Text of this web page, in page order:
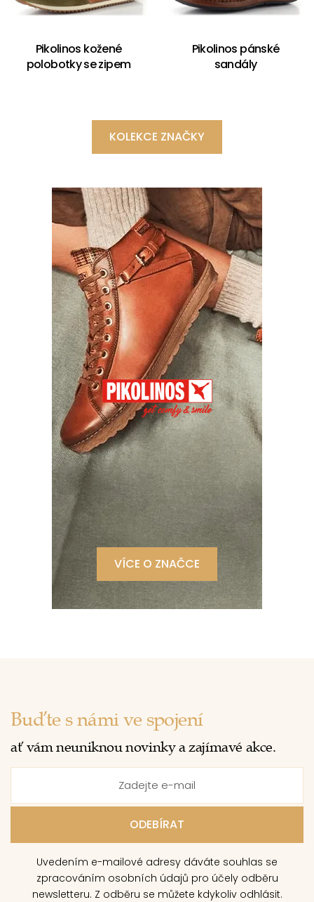
Pikolinos kožené
polobotky se zipem
Pikolinos pánské
sandály
KOLEKCE ZNAČKY
VÍCE O ZNAČCE
Buďte s námi ve spojení
ať vám neuniknou novinky a zajímavé akce.
Uvedením e-mailové adresy dáváte souhlas se
zpracováním osobních údajů pro účely odběru
newsletteru. Z odběru se můžete kdykoliv odhlásit.